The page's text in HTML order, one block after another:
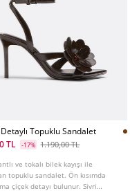
Topuklu Sandalet
TL
-17% 1.190,00 TL
ve tokalı bilek kayışı ile
topuklu sandalet. Ön kısımda
çiçek detayı bulunur. Sivri